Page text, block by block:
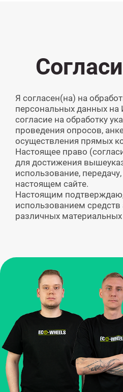
Я согласен(на) на
персональных данных
согласие на обработку
проведения опросов,
осуществления прямых
Настоящее право
для достижения
использование,
настоящем сайте.
Настоящим
использованием
различных